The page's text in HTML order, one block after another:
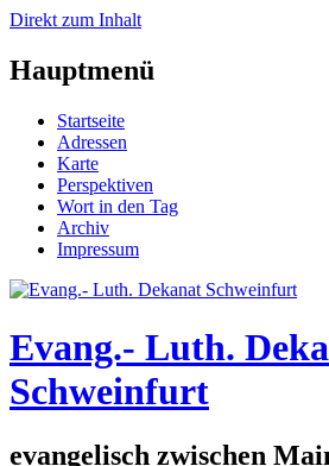
Direkt zum Inhalt
Hauptmenü
Startseite
Adressen
Karte
Perspektiven
Wort in den Tag
Archiv
Impressum
Evang.- Luth.
Schweinfurt
evangelisch zwischen